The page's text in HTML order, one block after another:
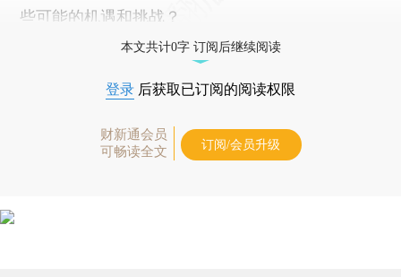
些可能的机遇和挑战？
本文共计0字 订阅后继续阅读
登录 后获取已订阅的阅读权限
财新通会员
可畅读全文
订阅/会员升级